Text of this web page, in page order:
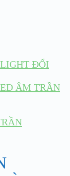
ĐỔI
ÂM TRẦN